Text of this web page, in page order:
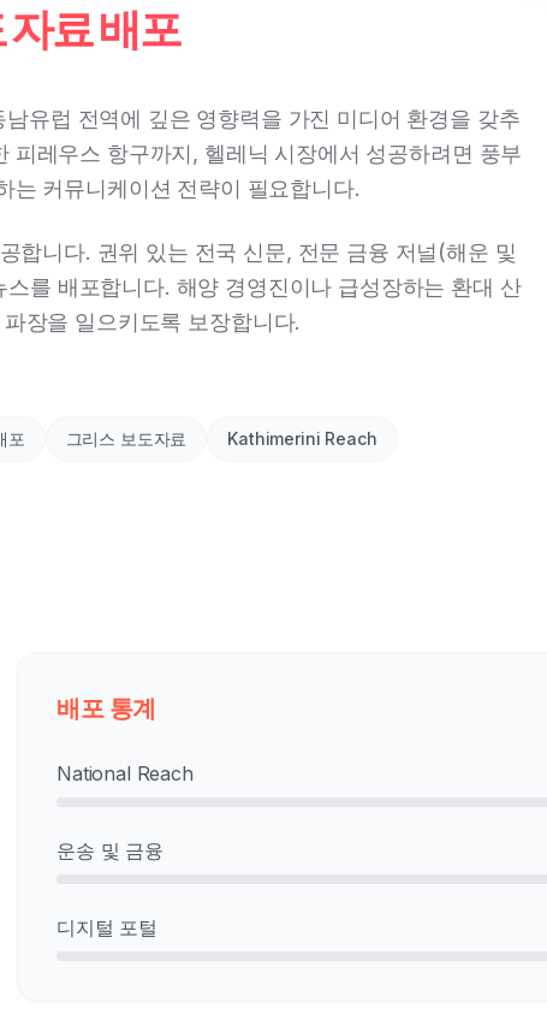
자료 배포
유럽 전역에 깊은 영향력을 가진 미디어 환경을 갖추
레우스 항구까지, 헬레닉 시장에서 성공하려면 풍부
는 커뮤니케이션 전략이 필요합니다.
합니다. 권위 있는 전국 신문, 전문 금융 저널(해운 및
를 배포합니다. 해양 경영진이나 급성장하는 환대 산
장을 일으키도록 보장합니다.
포 그리스 보도자료 Kathimerini Reach
배포 통계
National Reach
운송 및 금융
디지털 포털